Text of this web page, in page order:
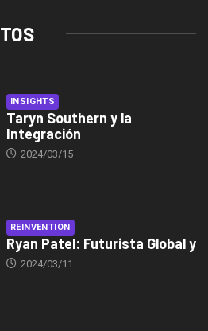
INSIGHTS
Taryn Southern y la
Integración
2024/03/15
REINVENTION
Ryan Patel: Futurista Global y
2024/03/11